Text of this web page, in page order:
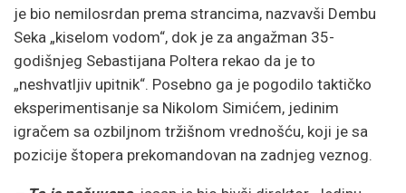
je bio nemilosrdan prema strancima, nazvavši Dembu
Seka „kiselom vodom“, dok je za angažman 35-
godišnjeg Sebastijana Poltera rekao da je to
„neshvatljiv upitnik“. Posebno ga je pogodilo taktičko
eksperimentisanje sa Nikolom Simićem, jedinim
igračem sa ozbiljnom tržišnom vrednošću, koji je sa
pozicije štopera prekomandovan na zadnjeg veznog.